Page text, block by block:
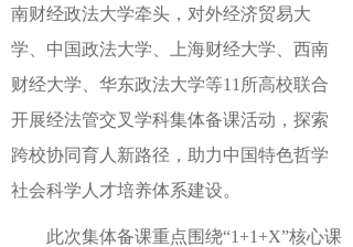
南财经政法大学牵头，对外经济贸易大
学、中国政法大学、上海财经大学、西南
财经大学、华东政法大学等11所高校联合
开展经法管交叉学科集体备课活动，探索
跨校协同育人新路径，助力中国特色哲学
社会科学人才培养体系建设。
此次集体备课重点围绕“1+1+X”核心课